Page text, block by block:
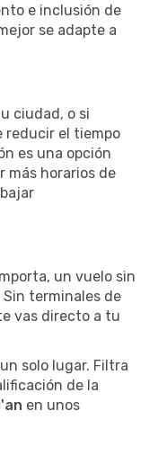
e inclusión de
se adapte a
ciudad, o si
reducir el tiempo
es una opción
más horarios de
un vuelo sin
Sin terminales de
vas directo a tu
solo lugar. Filtra
de la
en unos